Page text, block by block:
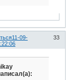
33
11-09-